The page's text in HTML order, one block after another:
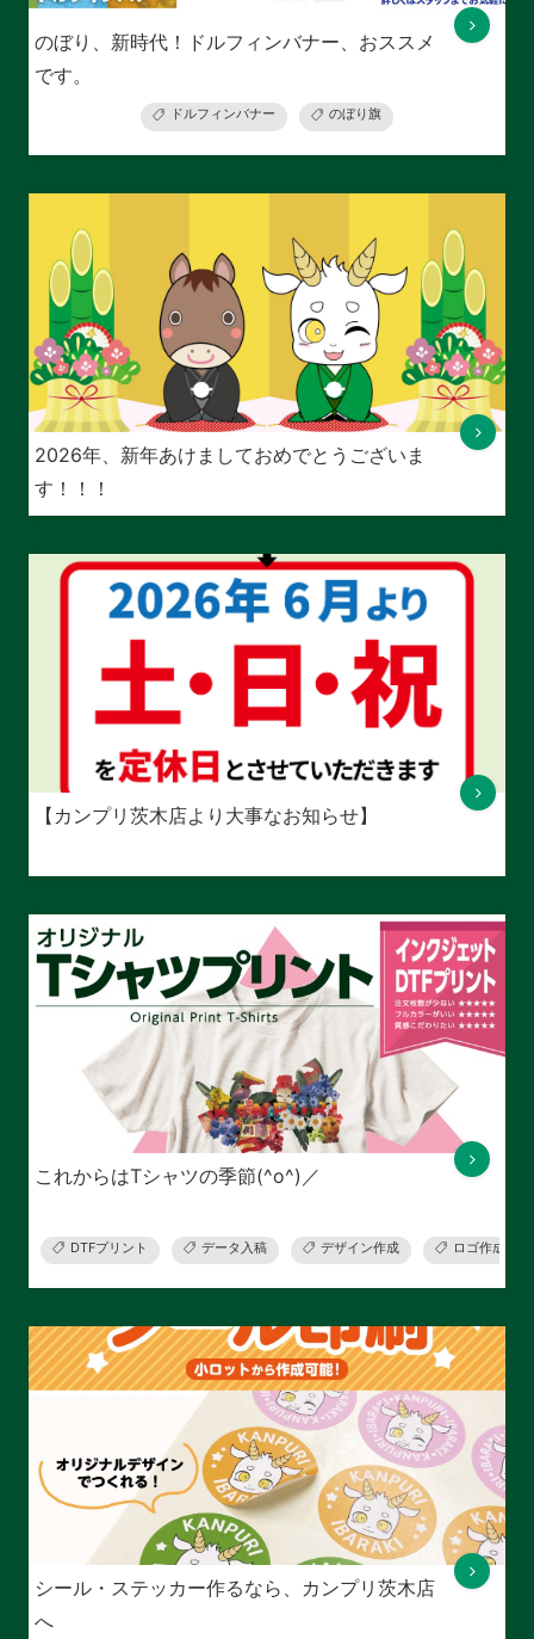
のぼり、新時代！ドルフィンバナー、おススメ
です。
ドルフィンバナー のぼり旗
2026年、新年あけましておめでとうございま
す！！！
【カンプリ茨木店より大事なお知らせ】
これからはTシャツの季節(^o^)／
DTFプリント データ入稿 デザイン作成 ロゴ作成
シール・ステッカー作るなら、カンプリ茨木店
へ